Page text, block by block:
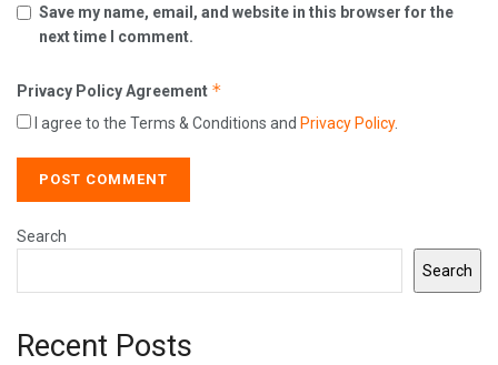
Save my name, email, and website in this browser for the
next time I comment.
Privacy Policy Agreement *
I agree to the Terms & Conditions and Privacy Policy.
Search
Search
Recent Posts